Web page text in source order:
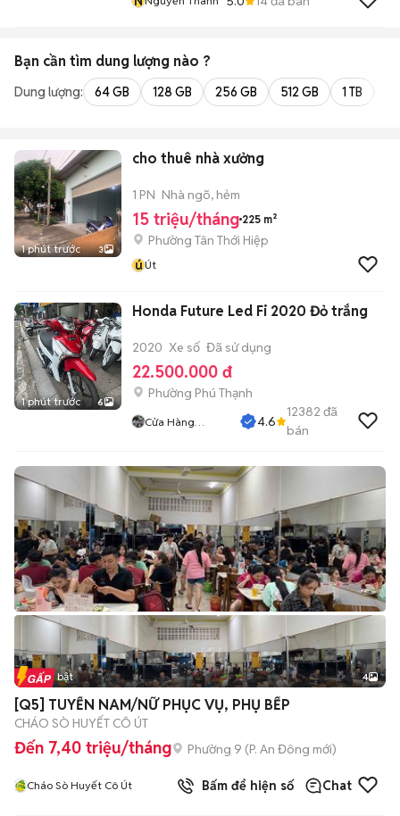
Bạn cần tìm dung lượng nào ?
Dung lượng: 64 GB 128 GB 256 GB 512 GB 1 TB
1 phút trước 3
cho thuê nhà xưởng
1 PN Nhà ngõ, hẻm
15 triệu/tháng 225 m²
Phường Tân Thới Hiệp
úÚt
1 phút trước 6
Honda Future Led Fi 2020 Đỏ trắng
2020 Xe số Đã sử dụng
22.500.000 đ
Phường Phú Thạnh
Cửa Hàng
4.6
12382 đã
bán
Tin nổi bật 4
[Q5] TUYỂN NAM/NỮ PHỤC VỤ, PHỤ BẾP
CHÁO SÒ HUYẾT CÔ ÚT
Đến 7,40 triệu/tháng Phường 9 (P. An Đông mới)
Cháo Sò Huyết Cô Út Bấm để hiện số Chat